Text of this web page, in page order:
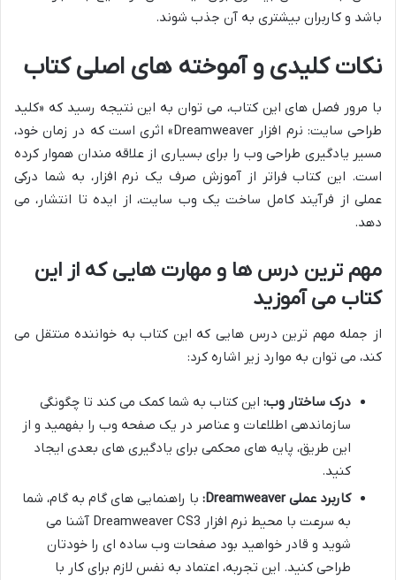
باشد و کاربران بیشتری به آن جذب شوند.
نکات کلیدی و آموخته های اصلی کتاب
با مرور فصل های این کتاب، می توان به این نتیجه رسید که «کلید
طراحی سایت: نرم افزار Dreamweaver» اثری است که در زمان خود،
مسیر یادگیری طراحی وب را برای بسیاری از علاقه مندان هموار کرده
است. این کتاب فراتر از آموزش صرف یک نرم افزار، به شما درکی
عملی از فرآیند کامل ساخت یک وب سایت، از ایده تا انتشار، می
دهد.
مهم ترین درس ها و مهارت هایی که از این
کتاب می آموزید
از جمله مهم ترین درس هایی که این کتاب به خواننده منتقل می
کند، می توان به موارد زیر اشاره کرد:
درک ساختار وب: این کتاب به شما کمک می کند تا چگونگی
سازماندهی اطلاعات و عناصر در یک صفحه وب را بفهمید و از
این طریق، پایه های محکمی برای یادگیری های بعدی ایجاد
کنید.
کاربرد عملی Dreamweaver:
با راهنمایی های گام به گام، شما
به سرعت با محیط نرم افزار Dreamweaver CS3 آشنا می
شوید و قادر خواهید بود صفحات وب ساده ای را خودتان
طراحی کنید. این تجربه، اعتماد به نفس لازم برای کار با